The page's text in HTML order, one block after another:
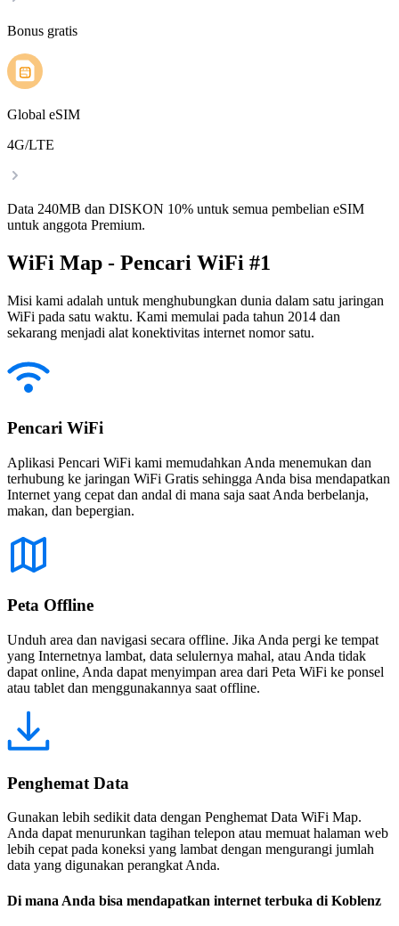
Bonus gratis
Global eSIM
4G/LTE
Data 240MB dan DISKON 10% untuk semua pembelian eSIM
untuk anggota Premium.
WiFi Map - Pencari WiFi #1
Misi kami adalah untuk menghubungkan dunia dalam satu jaringan
WiFi pada satu waktu. Kami memulai pada tahun 2014 dan
sekarang menjadi alat konektivitas internet nomor satu.
Pencari WiFi
Aplikasi Pencari WiFi kami memudahkan Anda menemukan dan
terhubung ke jaringan WiFi Gratis sehingga Anda bisa mendapatkan
Internet yang cepat dan andal di mana saja saat Anda berbelanja,
makan, dan bepergian.
Peta Offline
Unduh area dan navigasi secara offline. Jika Anda pergi ke tempat
yang Internetnya lambat, data selulernya mahal, atau Anda tidak
dapat online, Anda dapat menyimpan area dari Peta WiFi ke ponsel
atau tablet dan menggunakannya saat offline.
Penghemat Data
Gunakan lebih sedikit data dengan Penghemat Data WiFi Map.
Anda dapat menurunkan tagihan telepon atau memuat halaman web
lebih cepat pada koneksi yang lambat dengan mengurangi jumlah
data yang digunakan perangkat Anda.
Di mana Anda bisa mendapatkan internet terbuka di Koblenz